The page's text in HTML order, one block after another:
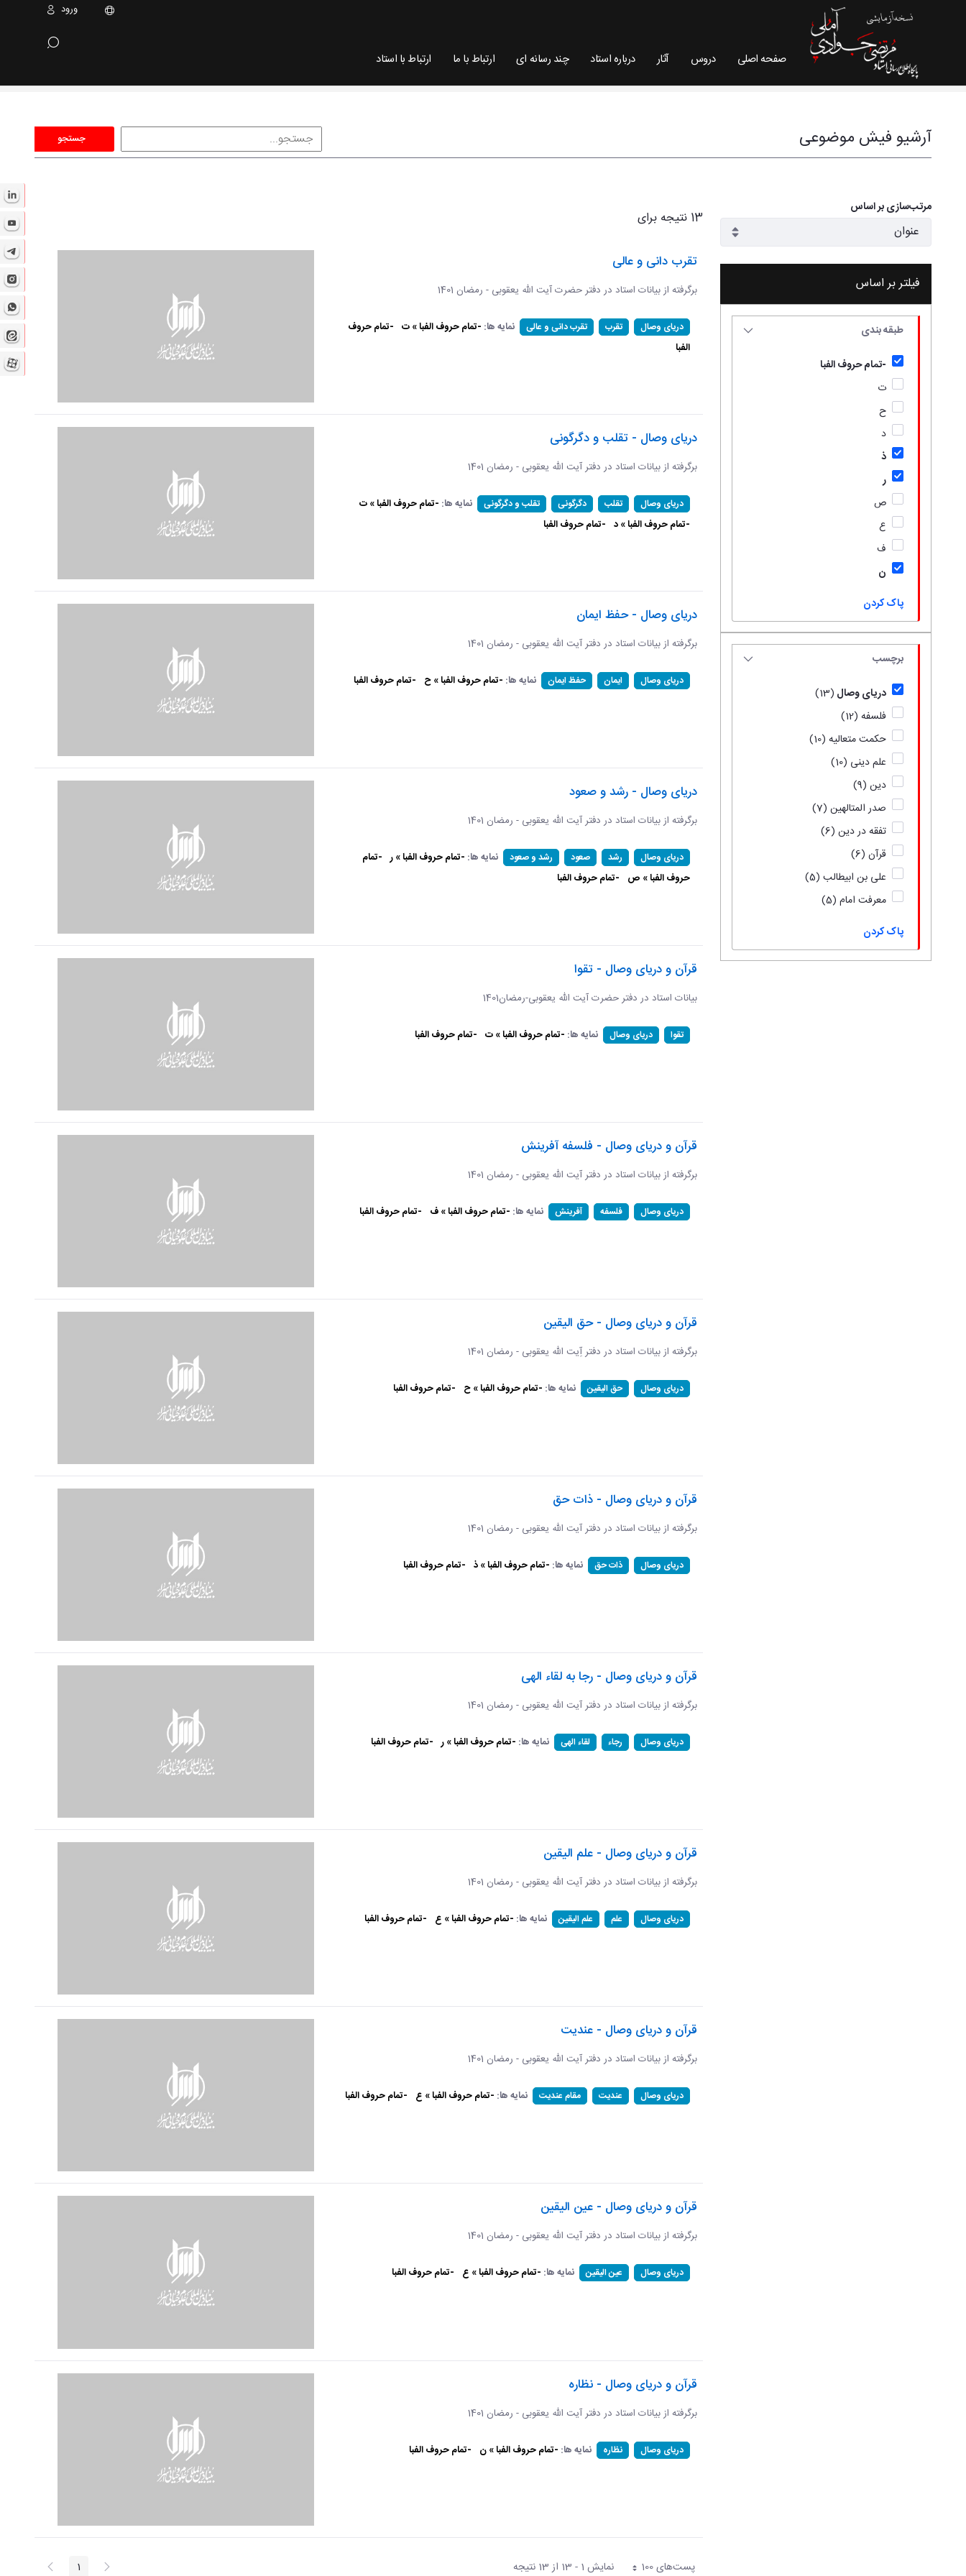
ورود
صفحه اصلی دروس آثار درباره استاد چند رسانه ای ارتباط با ما ارتباط با استاد
آرشیو فیش موضوعی
جستجو
مرتب‌سازی بر اساس
فیلتر بر اساس
طبقه بندی
-تمام حروف الفبا
ت
ح
د
ذ
ر
ص
ع
ف
ن
پاک کردن
برچسب
دریای وصال (13)
فلسفه (12)
حکمت متعالیه (10)
علم دینی (10)
دین (9)
صدر المتالهین (7)
تفقه در دین (6)
قرآن (6)
علی بن ابیطالب (5)
معرفت امام (5)
پاک کردن
13 نتیجه برای
تقرب دانی و عالی
برگرفته از بیانات استاد در دفتر حضرت آیت الله یعقوبی - رمضان 1401
دریای وصال تقرب تقرب دانی و عالی نمایه ها: -تمام حروف الفبا » ت -تمام حروف
الفبا
دریای وصال - تقلب و دگرگونی
برگرفته از بیانات استاد در دفتر آیت الله یعقوبی - رمضان 1401
دریای وصال تقلب دگرگونی تقلب و دگرگونی نمایه ها: -تمام حروف الفبا » ت
-تمام حروف الفبا » د -تمام حروف الفبا
دریای وصال - حفظ ایمان
برگرفته از بیانات استاد در دفتر آیت الله یعقوبی - رمضان 1401
دریای وصال ایمان حفظ ایمان نمایه ها: -تمام حروف الفبا » ح -تمام حروف الفبا
دریای وصال - رشد و صعود
برگرفته از بیانات استاد در دفتر آیت الله یعقوبی - رمضان 1401
دریای وصال رشد صعود رشد و صعود نمایه ها: -تمام حروف الفبا » ر -تمام
حروف الفبا » ص -تمام حروف الفبا
قرآن و دریای وصال - تقوا
بیانات استاد در دفتر حضرت آیت الله یعقوبی-رمضان1401
تقوا دریای وصال نمایه ها: -تمام حروف الفبا » ت -تمام حروف الفبا
قرآن و دریای وصال - فلسفه آفرینش
برگرفته از بیانات استاد در دفتر آیت الله یعقوبی - رمضان 1401
دریای وصال فلسفه آفرینش نمایه ها: -تمام حروف الفبا » ف -تمام حروف الفبا
قرآن و دریای وصال - حق الیقین
برگرفته از بیانات استاد در دفتر آِیت الله یعقوبی - رمضان 1401
دریای وصال حق الیقین نمایه ها: -تمام حروف الفبا » ح -تمام حروف الفبا
قرآن و دریای وصال - ذات حق
برگرفته از بیانات استاد در دفتر آیت الله یعقوبی - رمضان 1401
دریای وصال ذات حق نمایه ها: -تمام حروف الفبا » ذ -تمام حروف الفبا
قرآن و دریای وصال - رجا به لقاء الهی
برگرفته از بیانات استاد در دفتر آیت الله یعقوبی - رمضان 1401
دریای وصال رجاء لقاء الهی نمایه ها: -تمام حروف الفبا » ر -تمام حروف الفبا
قرآن و دریای وصال - علم الیقین
برگرفته از بیانات استاد در دفتر آیت الله یعقوبی - رمضان 1401
دریای وصال علم علم الیقین نمایه ها: -تمام حروف الفبا » ع -تمام حروف الفبا
قرآن و دریای وصال - عندیت
برگرفته از بیانات استاد در دفتر آیت الله یعقوبی - رمضان 1401
دریای وصال عندیت مقام عندیت نمایه ها: -تمام حروف الفبا » ع -تمام حروف الفبا
قرآن و دریای وصال - عین الیقین
برگرفته از بیانات استاد در دفتر آیت الله یعقوبی - رمضان 1401
دریای وصال عین الیقین نمایه ها: -تمام حروف الفبا » ع -تمام حروف الفبا
قرآن و دریای وصال - نظاره
برگرفته از بیانات استاد در دفتر آیت الله یعقوبی - رمضان 1401
دریای وصال نظاره نمایه ها: -تمام حروف الفبا » ن -تمام حروف الفبا
پست‌‌های 100هر صفحه نمایش 1 - 13 از 13 نتیجه پیغام صفحه1 صفحه